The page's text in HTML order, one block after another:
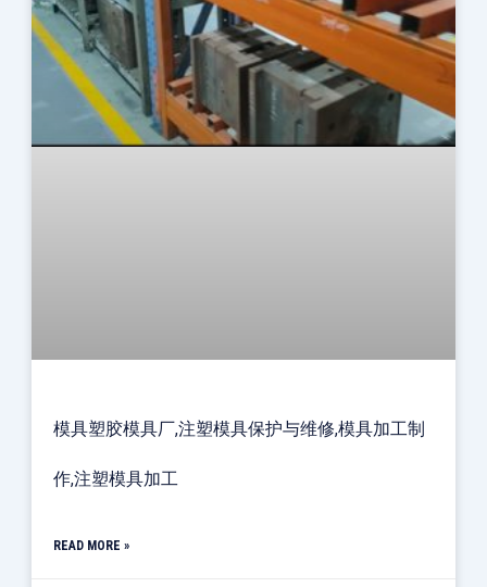
模具塑胶模具厂,注塑模具保护与维修,模具加工制
作,注塑模具加工
READ MORE »